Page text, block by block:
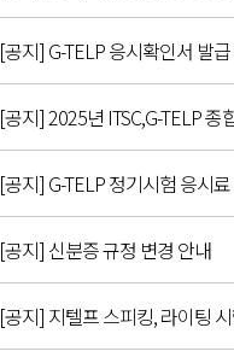
[공지] G-TELP 응시확인서 발
[공지] 2025년 ITSC,G-TELP
[공지] G-TELP 정기시험 응시
[공지] 신분증 규정 변경 안내
[공지] 지텔프 스피킹, 라이팅